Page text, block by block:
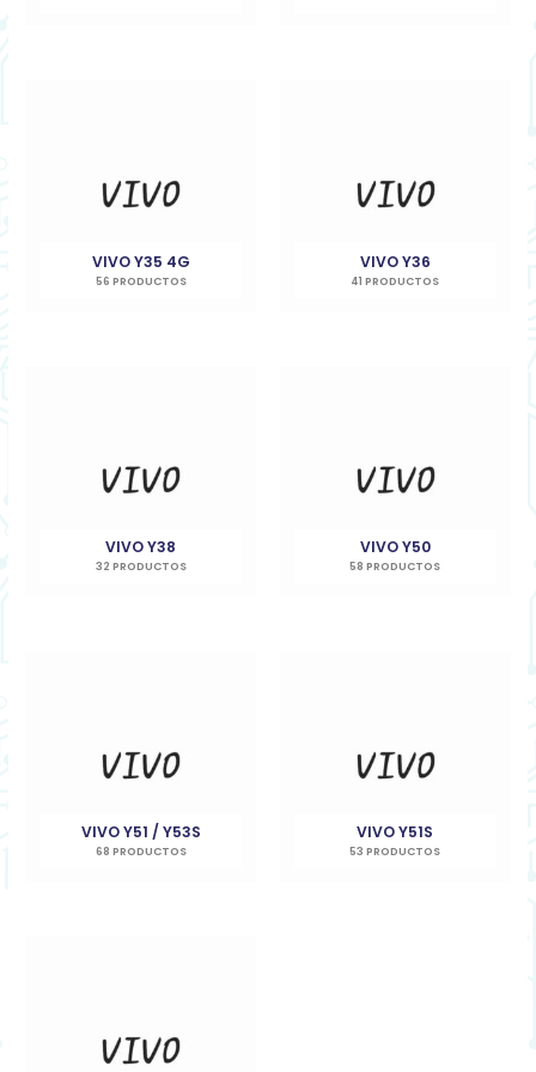
VIVO Y35 4G
56 PRODUCTOS
VIVO Y36
41 PRODUCTOS
VIVO Y38
32 PRODUCTOS
VIVO Y50
58 PRODUCTOS
VIVO Y51 / Y53S
68 PRODUCTOS
VIVO Y51S
53 PRODUCTOS